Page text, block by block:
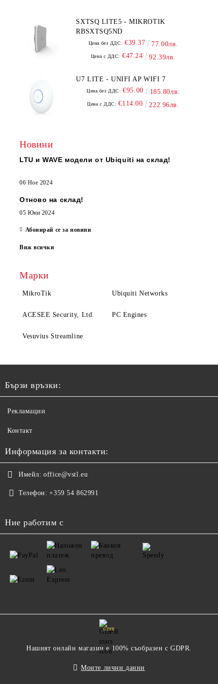
SXTSQ LITE5 - MIKROTIK
RBSXTSQ5ND
Цена без ДДС: €39.37 77.00лв.
Цена с ДДС: €47.24 92.39лв.
U7 LITE - UNIFI AP WIFI 7
Цена без ДДС: €95.00 185.80лв.
Цена с ДДС: €114.00 222.96лв.
Новини
LTU и WAVE модели от Ubiquiti на склад!
06 Ное 2024
Отново на склад!
05 Юни 2024
Абонирай се за новини
Виж всички
Марки
MikroTik Ubiquiti Networks
ACESEE Security, Ltd. PC Engines
Vesuvius Streamline
Бързи връзки:
Рекламации
Контакт
Информация за контакти:
Имейл: office@vstl.eu
Телефон: +359 54 862991
Ние работим с
GDPR
Нашият онлайн магазин е 100% съобразен с GDPR.
Моите лични данни